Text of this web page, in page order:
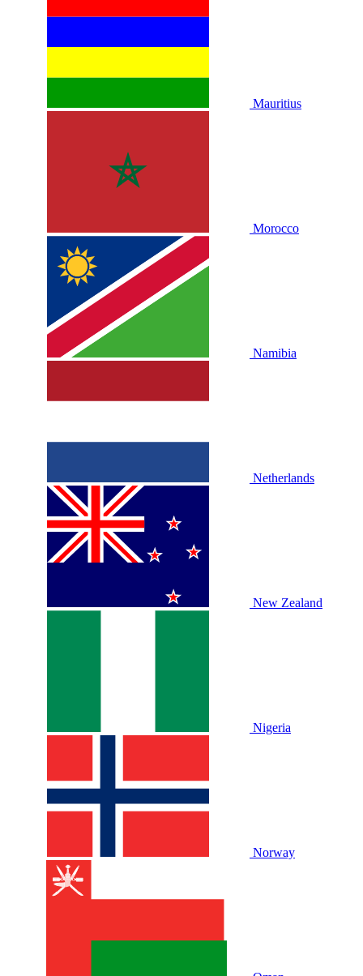
Mauritius
Morocco
Namibia
Netherlands
New Zealand
Nigeria
Norway